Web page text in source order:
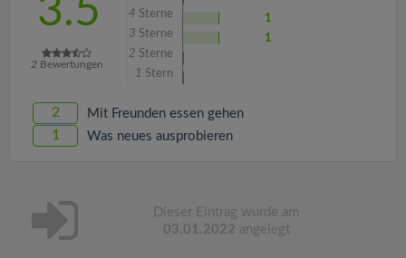
3.5
2 Bewertungen
4 Sterne
1
3 Sterne
1
2 Sterne
1 Stern
2 Mit Freunden essen gehen
1 Was neues ausprobieren
Dieser Eintrag wurde am
03.01.2022 angelegt